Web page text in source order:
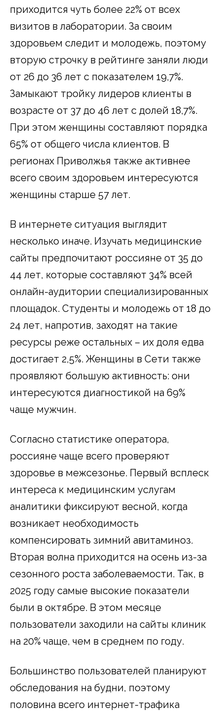
приходится чуть более 22% от всех
визитов в лаборатории. За своим
здоровьем следит и молодежь, поэтому
вторую строчку в рейтинге заняли люди
от 26 до 36 лет с показателем 19,7%.
Замыкают тройку лидеров клиенты в
возрасте от 37 до 46 лет с долей 18,7%.
При этом женщины составляют порядка
65% от общего числа клиентов. В
регионах Приволжья также активнее
всего своим здоровьем интересуются
женщины старше 57 лет.
В интернете ситуация выглядит
несколько иначе. Изучать медицинские
сайты предпочитают россияне от 35 до
44 лет, которые составляют 34% всей
онлайн-аудитории специализированных
площадок. Студенты и молодежь от 18 до
24 лет, напротив, заходят на такие
ресурсы реже остальных – их доля едва
достигает 2,5%. Женщины в Сети также
проявляют большую активность: они
интересуются диагностикой на 69%
чаще мужчин.
Согласно статистике оператора,
россияне чаще всего проверяют
здоровье в межсезонье. Первый всплеск
интереса к медицинским услугам
аналитики фиксируют весной, когда
возникает необходимость
компенсировать зимний авитаминоз.
Вторая волна приходится на осень из-за
сезонного роста заболеваемости. Так, в
2025 году самые высокие показатели
были в октябре. В этом месяце
пользователи заходили на сайты клиник
на 20% чаще, чем в среднем по году.
Большинство пользователей планируют
обследования на будни, поэтому
половина всего интернет-трафика